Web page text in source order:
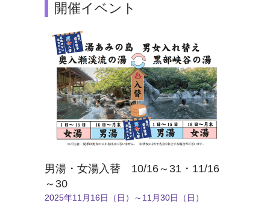
開催イベント
男湯・女湯入替 10/16～31・11/16
～30
2025年11月16日（日）～11月30日（日）